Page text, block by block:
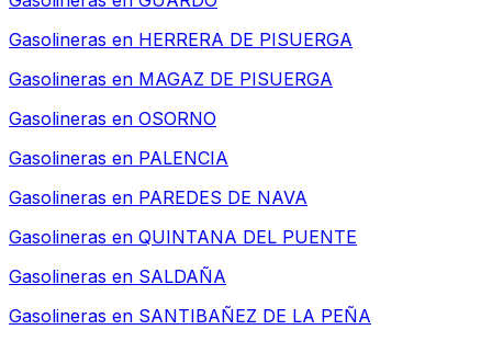
Gasolineras en HERRERA DE PISUERGA
Gasolineras en MAGAZ DE PISUERGA
Gasolineras en OSORNO
Gasolineras en PALENCIA
Gasolineras en PAREDES DE NAVA
Gasolineras en QUINTANA DEL PUENTE
Gasolineras en SALDAÑA
Gasolineras en SANTIBAÑEZ DE LA PEÑA